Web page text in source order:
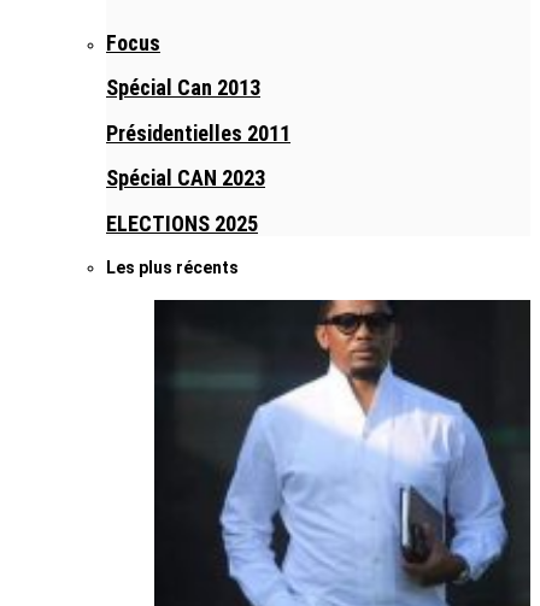
Focus
Spécial Can 2013
Présidentielles 2011
Spécial CAN 2023
ELECTIONS 2025
Les plus récents